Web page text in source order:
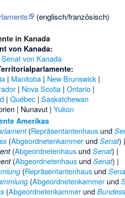
(englisch/französisch)
in Kanada
von Kanada:
Senat von Kanada
| Manitoba | New Brunswick |
| Nova Scotia| Ontario|
| Québec| Saskatchewan
| Nunavut | Yukon
Amerikas
(Repräsentantenhaus und
(Abgeordnetenkammer undSenat)
(Abgeordnetenhaus undSenat) |
(Abgeordnetenhausund Senat) |
(Repräsentantenhaus und
(Abgeordnetenkammer und
(Abgeordnetenkammer und